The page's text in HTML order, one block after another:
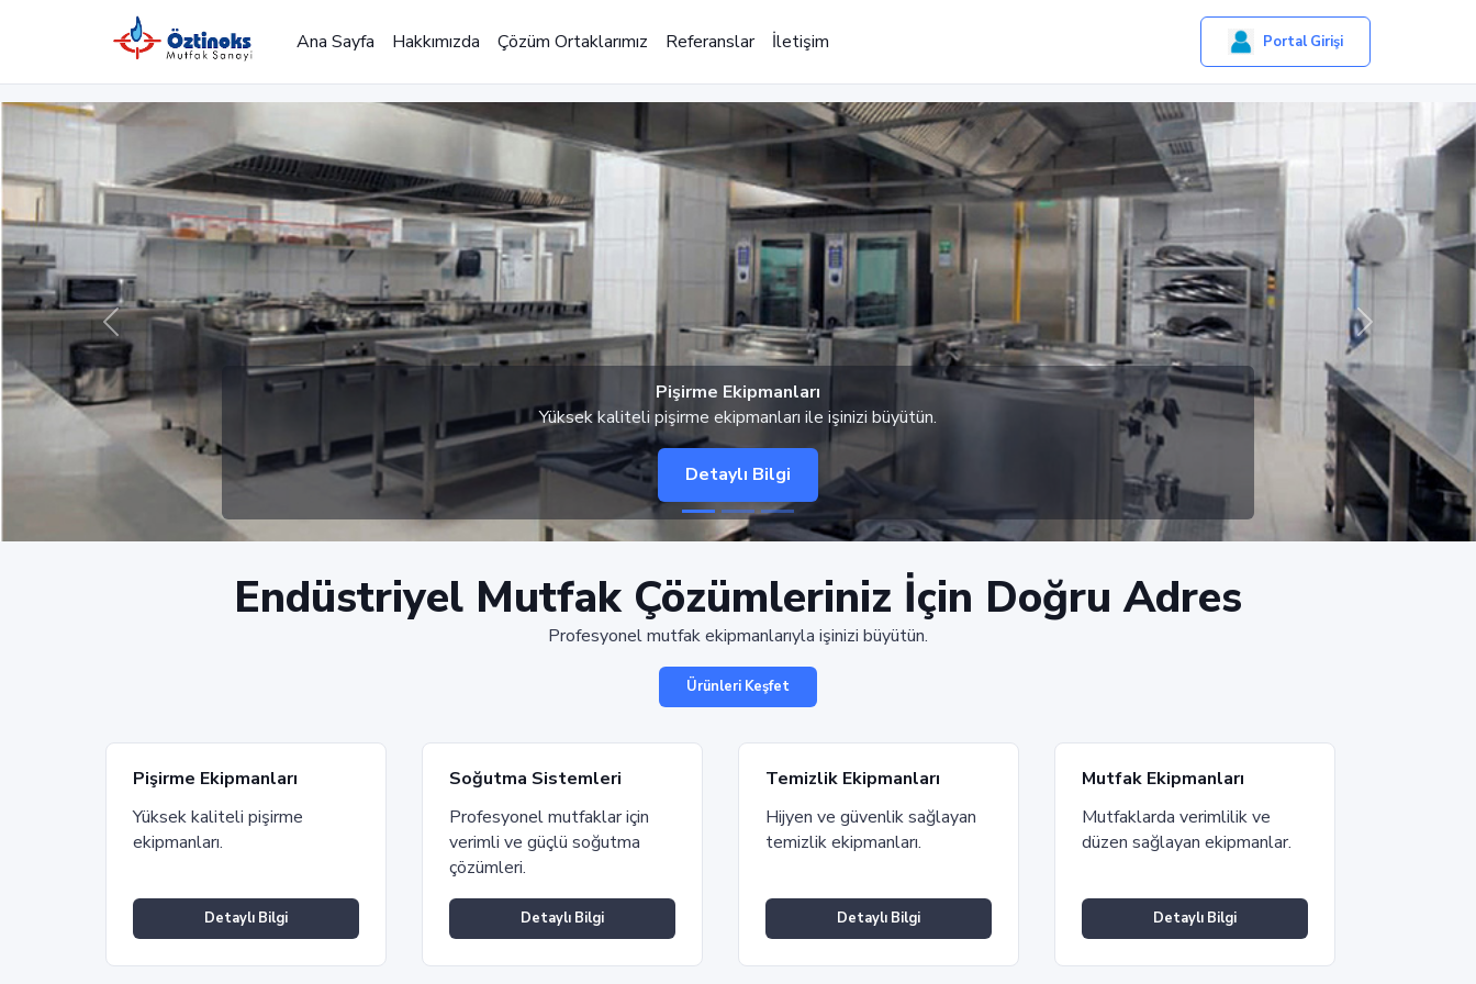
Ana Sayfa Hakkımızda Çözüm Ortaklarımız Referanslar İletişim Portal Girişi
Pişirme Ekipmanları
Yüksek kaliteli pişirme ekipmanları ile işinizi büyütün.
Detaylı Bilgi
Önceki Sonraki
Endüstriyel Mutfak Çözümleriniz İçin Doğru Adres
Profesyonel mutfak ekipmanlarıyla işinizi büyütün.
Ürünleri Keşfet
Pişirme Ekipmanları
Yüksek kaliteli pişirme
ekipmanları.
Detaylı Bilgi
Soğutma Sistemleri
Profesyonel mutfaklar için
verimli ve güçlü soğutma
çözümleri.
Detaylı Bilgi
Temizlik Ekipmanları
Hijyen ve güvenlik sağlayan
temizlik ekipmanları.
Detaylı Bilgi
Mutfak Ekipmanları
Mutfaklarda verimlilik ve
düzen sağlayan ekipmanlar.
Detaylı Bilgi